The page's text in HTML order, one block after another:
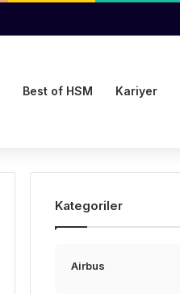
Best of HSM Kariyer
Kategoriler
Airbus